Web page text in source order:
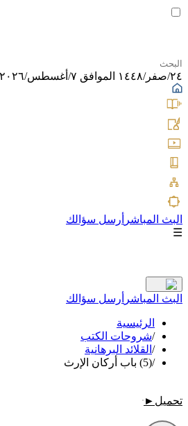
٢٤/صفر/١٤٤٨ الموافق ٧/أغسطس/٢٠٢٦
البث المباشر أرسل سؤالك
☰
البث المباشر أرسل سؤالك
الرئيسية
/شروحات الكتب
/ القلائد البرهانية
/(5) باب أركان الإرث
تحميل ►